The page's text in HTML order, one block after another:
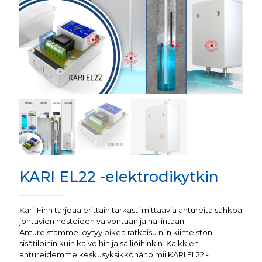
KARI EL22 -elektrodikytkin
Kari-Finn tarjoaa erittäin tarkasti mittaavia antureita sähköä
johtavien nesteiden valvontaan ja hallintaan.
Antureistamme löytyy oikea ratkaisu niin kiinteistön
sisätiloihin kuin kaivoihin ja säiliöihinkin. Kaikkien
antureidemme keskusyksikkönä toimii KARI EL22 -